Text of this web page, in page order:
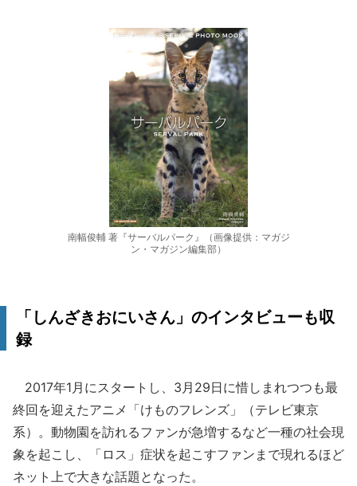
南幅俊輔 著『サーバルパーク』（画像提供：マガジ
ン・マガジン編集部）
「しんざきおにいさん」のインタビューも収
録
2017年1月にスタートし、3月29日に惜しまれつつも最
終回を迎えたアニメ「けものフレンズ」（テレビ東京
系）。動物園を訪れるファンが急増するなど一種の社会現
象を起こし、「ロス」症状を起こすファンまで現れるほど
ネット上で大きな話題となった。